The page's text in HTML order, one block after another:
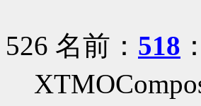
526 名前： 518